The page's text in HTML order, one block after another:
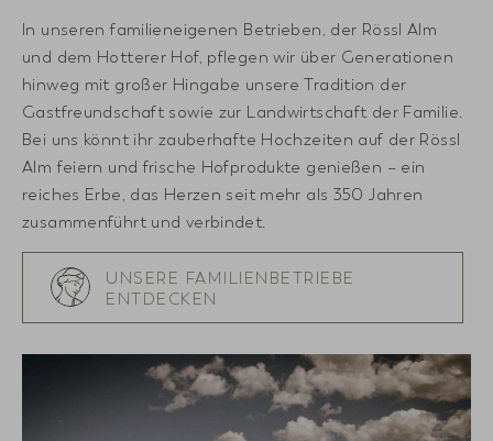
In unseren familieneigenen Betrieben, der Rössl Alm
und dem Hotterer Hof, pflegen wir über Generationen
hinweg mit großer Hingabe unsere Tradition der
Gastfreundschaft sowie zur Landwirtschaft der Familie.
Bei uns könnt ihr zauberhafte Hochzeiten auf der Rössl
Alm feiern und frische Hofprodukte genießen – ein
reiches Erbe, das Herzen seit mehr als 350 Jahren
zusammenführt und verbindet.
UNSERE FAMILIENBETRIEBE
ENTDECKEN